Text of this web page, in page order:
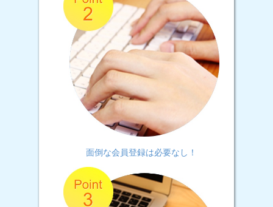
面倒な会員登録は必要なし！